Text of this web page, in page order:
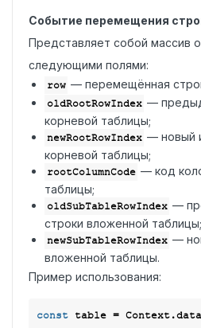
Событие перемещения
Представляет собой массив
следующими полями:
row — перемещённая
oldRootRowIndex —
корневой таблицы;
newRootRowIndex — новый
корневой таблицы;
rootColumnCode — код
таблицы;
oldSubTableRowIndex —
строки вложенной таблицы;
newSubTableRowIndex —
вложенной таблицы.
Пример использования:
const